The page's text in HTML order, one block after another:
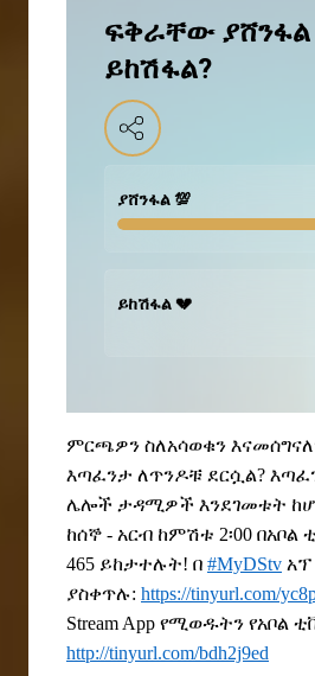
ፍቅራቸው ያሸንፋል
ይከሽፋል?
ያሸንፋል 💯
ይከሽፋል 💔
ምርጫዎን ስለአሳወቁን
እጣፈንታ ለጥንዶቹ ደርሷል?
ሌሎች ታዳሚዎች እንደገመቱት
ከሰኞ - አርብ ከምሽቱ 2፡00
465 ይከታተሉት! በ #MyDStv አፕ
ያስቀጥሉ: https://tinyurl.com/
Stream App የሚወዱትን
http://tinyurl.com/bdh2j9ed